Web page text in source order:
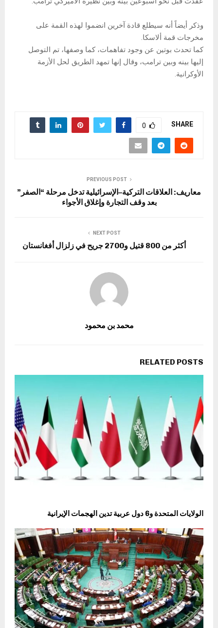
وذكر أيضاً أنه سيطلع قادة آخرين انضموا لهذه القمة على
مخرجات قمة ألاسكا.
كما تحدث بوتين عن وجود تفاهمات، كما وصفها، تم التوصل
إليها بينه وبين ترامب، وقال إنها تمهد الطريق لحل الأزمة
الأوكرانية.
SHARE
0
PREVIOUS POST
معاريف: العلاقات التركية–الإسرائيلية تدخل مرحلة “الصفر”
بعد وقف التجارة وإغلاق الأجواء
NEXT POST
أكثر من 800 قتيل و2700 جريح في زلزال أفغانستان
محمد بن محمود
RELATED POSTS
‏الولايات المتحدة و6 دول عربية تدين الهجمات الإيرانية